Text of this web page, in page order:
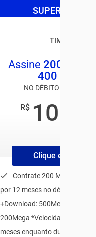
SUPER OFERTA
TIM LIVE
Assine 200MB
400 MEGA
NO DÉBITO
R$ 108
Clique e Contrate
Contrate 200 MEGA e leve
por 12 meses no débito
+Download: 500Mega e
200Mega *Velocidades
meses enquanto durar o